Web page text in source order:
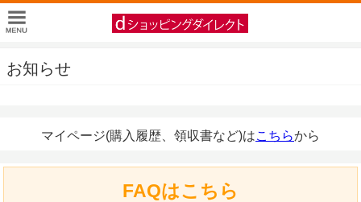
お知らせ
マイページ(購入履歴、領収書など)はこちらから
FAQはこちら